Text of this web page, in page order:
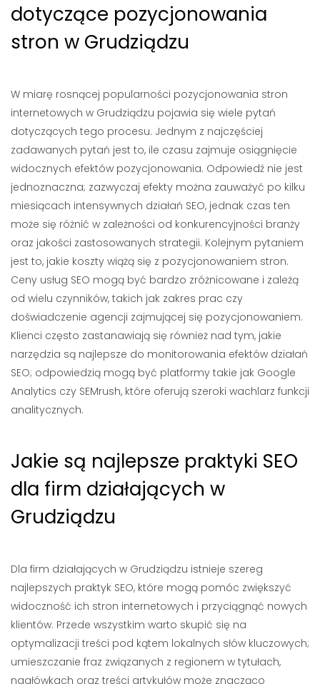
dotyczące pozycjonowania
stron w Grudziądzu
W miarę rosnącej popularności pozycjonowania stron
internetowych w Grudziądzu pojawia się wiele pytań
dotyczących tego procesu. Jednym z najczęściej
zadawanych pytań jest to, ile czasu zajmuje osiągnięcie
widocznych efektów pozycjonowania. Odpowiedź nie jest
jednoznaczna; zazwyczaj efekty można zauważyć po kilku
miesiącach intensywnych działań SEO, jednak czas ten
może się różnić w zależności od konkurencyjności branży
oraz jakości zastosowanych strategii. Kolejnym pytaniem
jest to, jakie koszty wiążą się z pozycjonowaniem stron.
Ceny usług SEO mogą być bardzo zróżnicowane i zależą
od wielu czynników, takich jak zakres prac czy
doświadczenie agencji zajmującej się pozycjonowaniem.
Klienci często zastanawiają się również nad tym, jakie
narzędzia są najlepsze do monitorowania efektów działań
SEO; odpowiedzią mogą być platformy takie jak Google
Analytics czy SEMrush, które oferują szeroki wachlarz funkcji
analitycznych.
Jakie są najlepsze praktyki SEO
dla firm działających w
Grudziądzu
Dla firm działających w Grudziądzu istnieje szereg
najlepszych praktyk SEO, które mogą pomóc zwiększyć
widoczność ich stron internetowych i przyciągnąć nowych
klientów. Przede wszystkim warto skupić się na
optymalizacji treści pod kątem lokalnych słów kluczowych;
umieszczanie fraz związanych z regionem w tytułach,
nagłówkach oraz treści artykułów może znacząco